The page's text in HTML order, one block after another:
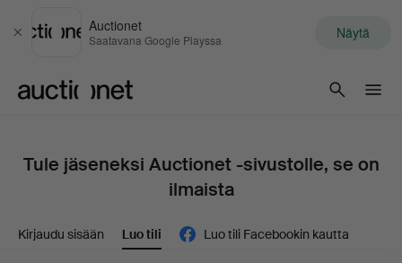
Sulje
Auctionet
Saatavana Google Playssa Näytä
Tule jäseneksi Auctionet -sivustolle, se on
ilmaista
Kirjaudu sisään Luo tili Luo tili Facebookin kautta